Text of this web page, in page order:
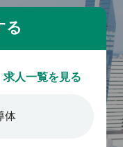
求人一覧を見る